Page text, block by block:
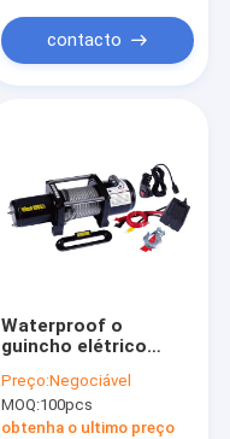
contacto
Waterproof o
guincho elétrico
lubrificadas, de ATV
guincho 12v portátil
Preço:Negociável
MOQ:100pcs
obtenha o ultimo preço